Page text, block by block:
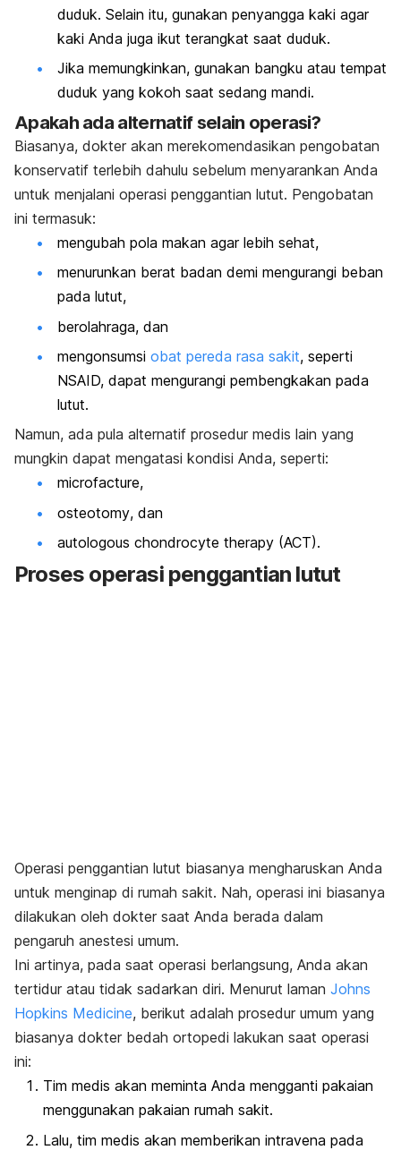
duduk. Selain itu, gunakan penyangga kaki agar
kaki Anda juga ikut terangkat saat duduk.
Jika memungkinkan, gunakan bangku atau tempat
duduk yang kokoh saat sedang mandi.
Apakah ada alternatif selain operasi?
Biasanya, dokter akan merekomendasikan pengobatan
konservatif terlebih dahulu sebelum menyarankan Anda
untuk menjalani operasi penggantian lutut. Pengobatan
ini termasuk:
mengubah pola makan agar lebih sehat,
menurunkan berat badan demi mengurangi beban
pada lutut,
berolahraga, dan
mengonsumsi obat pereda rasa sakit, seperti
NSAID, dapat mengurangi pembengkakan pada
lutut.
Namun, ada pula alternatif prosedur medis lain yang
mungkin dapat mengatasi kondisi Anda, seperti:
microfacture,
osteotomy, dan
autologous chondrocyte therapy (ACT).
Proses operasi penggantian lutut
Operasi penggantian lutut biasanya mengharuskan Anda
untuk menginap di rumah sakit. Nah, operasi ini biasanya
dilakukan oleh dokter saat Anda berada dalam
pengaruh anestesi umum.
Ini artinya, pada saat operasi berlangsung, Anda akan
tertidur atau tidak sadarkan diri. Menurut laman Johns
Hopkins Medicine, berikut adalah prosedur umum yang
biasanya dokter bedah ortopedi lakukan saat operasi
ini:
Tim medis akan meminta Anda mengganti pakaian
menggunakan pakaian rumah sakit.
Lalu, tim medis akan memberikan intravena pada